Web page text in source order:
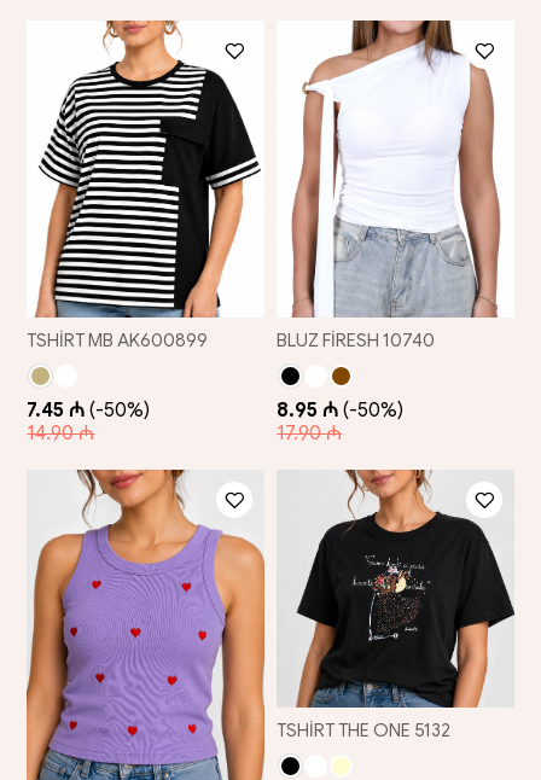
TSHİRT MB AK600899
7.45 ₼ (-50%)
14.90 ₼
BLUZ FİRESH 10740
8.95 ₼ (-50%)
17.90 ₼
TSHİRT THE ONE 5132